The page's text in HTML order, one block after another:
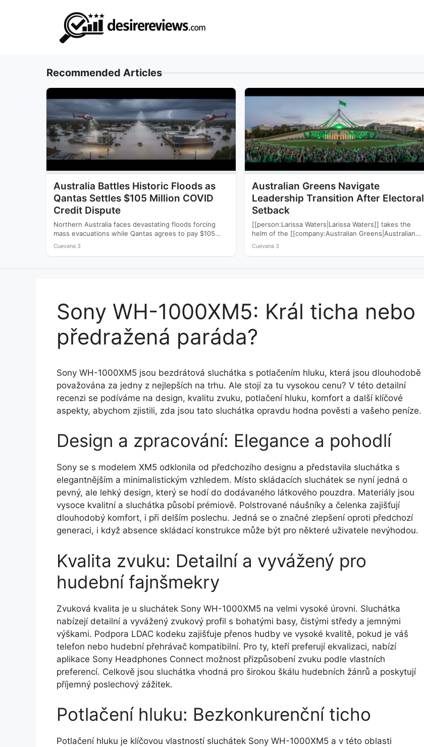
Recommended Articles
Australia Battles Historic Floods as
Qantas Settles $105 Million COVID
Credit Dispute
Northern Australia faces devastating floods forcing
mass evacuations while Qantas agrees to pay $105
million to settle a…
Cuevana 3
Australian Greens Navigate
Leadership Transition After Electoral
Setback
[[person:Larissa Waters|Larissa Waters]] takes the
helm of the [[company:Australian Greens|Australian
Greens]] following a devastating 2025 election that
Cuevana 3
Sony WH-1000XM5: Král ticha nebo
předražená paráda?
Sony WH-1000XM5 jsou bezdrátová sluchátka s potlačením hluku, která jsou dlouhodobě
považována za jedny z nejlepších na trhu. Ale stojí za tu vysokou cenu? V této detailní
recenzi se podíváme na design, kvalitu zvuku, potlačení hluku, komfort a další klíčové
aspekty, abychom zjistili, zda jsou tato sluchátka opravdu hodna pověsti a vašeho peníze.
Design a zpracování: Elegance a pohodlí
Sony se s modelem XM5 odklonila od předchozího designu a představila sluchátka s
elegantnějším a minimalistickým vzhledem. Místo skládacích sluchátek se nyní jedná o
pevný, ale lehký design, který se hodí do dodávaného látkového pouzdra. Materiály jsou
vysoce kvalitní a sluchátka působí prémiově. Polstrované náušníky a čelenka zajišťují
dlouhodobý komfort, i při delším poslechu. Jedná se o značné zlepšení oproti předchozí
generaci, i když absence skládací konstrukce může být pro některé uživatele nevýhodou.
Kvalita zvuku: Detailní a vyvážený pro
hudební fajnšmekry
Zvuková kvalita je u sluchátek Sony WH-1000XM5 na velmi vysoké úrovni. Sluchátka
nabízejí detailní a vyvážený zvukový profil s bohatými basy, čistými středy a jemnými
výškami. Podpora LDAC kodeku zajišťuje přenos hudby ve vysoké kvalitě, pokud je váš
telefon nebo hudební přehrávač kompatibilní. Pro ty, kteří preferují ekvalizaci, nabízí
aplikace Sony Headphones Connect možnost přizpůsobení zvuku podle vlastních
preferencí. Celkově jsou sluchátka vhodná pro širokou škálu hudebních žánrů a poskytují
příjemný poslechový zážitek.
Potlačení hluku: Bezkonkurenční ticho
Potlačení hluku je klíčovou vlastností sluchátek Sony WH-1000XM5 a v této oblasti